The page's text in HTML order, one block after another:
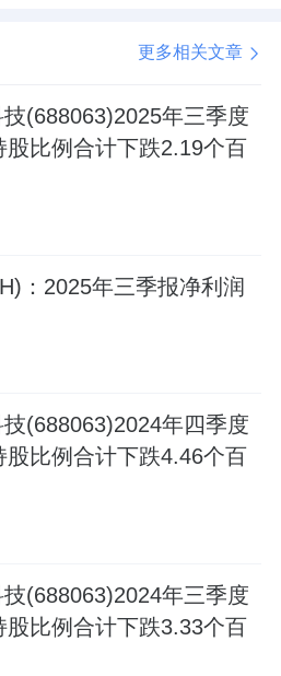
更多相关文章
(688063)2025年三季度
比例合计下跌2.19个百
：2025年三季报净利润
(688063)2024年四季度
比例合计下跌4.46个百
(688063)2024年三季度
比例合计下跌3.33个百